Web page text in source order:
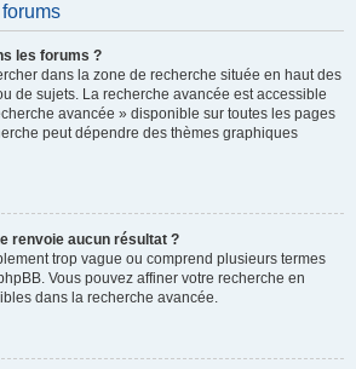
les forums ?
dans la zone de recherche située en haut des
de sujets. La recherche avancée est accessible
avancée » disponible sur toutes les pages
peut dépendre des thèmes graphiques
renvoie aucun résultat ?
trop vague ou comprend plusieurs termes
Vous pouvez affiner votre recherche en
dans la recherche avancée.